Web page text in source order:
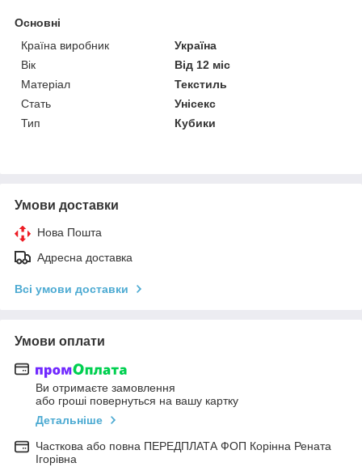
Основні
Країна виробник
Україна
Вік
Від 12 міс
Матеріал
Текстиль
Стать
Унісекс
Тип
Кубики
Умови доставки
Нова Пошта
Адресна доставка
Всі умови доставки
Умови оплати
Ви отримаєте замовлення
або гроші повернуться на вашу картку
Детальніше
Часткова або повна ПЕРЕДПЛАТА ФОП Корінна Рената
Ігорівна